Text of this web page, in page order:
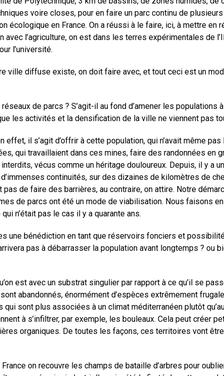
voire closes, pour en faire un parc continu de
en France. On a réussi à le faire, ici, à mettre en
avec l’agriculture, on est dans les terres expérimentales de
l’université.
ville diffuse existe, on doit faire avec, et tout ceci est un
de parcs ? S’agit-il au fond d’amener les populations
les activités et la densification de la ville ne viennent pas
effet, il s’agit d’offrir à cette population, qui n’avait même
qui travaillaient dans ces mines, faire des randonnées en
vécus comme un héritage douloureux. Depuis, il y a
continuités, sur des dizaines de kilomètres de
de faire des barrières, au contraire, on attire. Notre
de parcs ont été un mode de viabilisation. Nous faisons
n’était pas le cas il y a quarante ans.
une bénédiction en tant que réservoirs fonciers et
pas à débarrasser la population avant longtemps ? ou
est avec un substrat singulier par rapport à ce qu’il se
abandonnés, énormément d’espèces extrêmement
sont plus associées à un climat méditerranéen plutôt
à s’infiltrer, par exemple, les bouleaux. Cela peut créer
organiques. De toutes les façons, ces territoires vont
on recouvre les champs de bataille d’arbres pour